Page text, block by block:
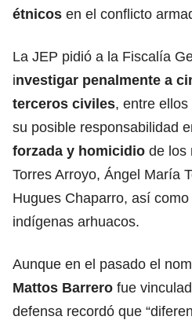
étnicos en el conflicto
La JEP pidió a la Fiscalía
investigar penalmente a
terceros civiles, entre ellos
su posible responsabilidad
forzada y homicidio de los
Torres Arroyo, Ángel María
Hugues Chaparro, así
indígenas arhuacos.
Aunque en el pasado el
Mattos Barrero fue
defensa recordó que